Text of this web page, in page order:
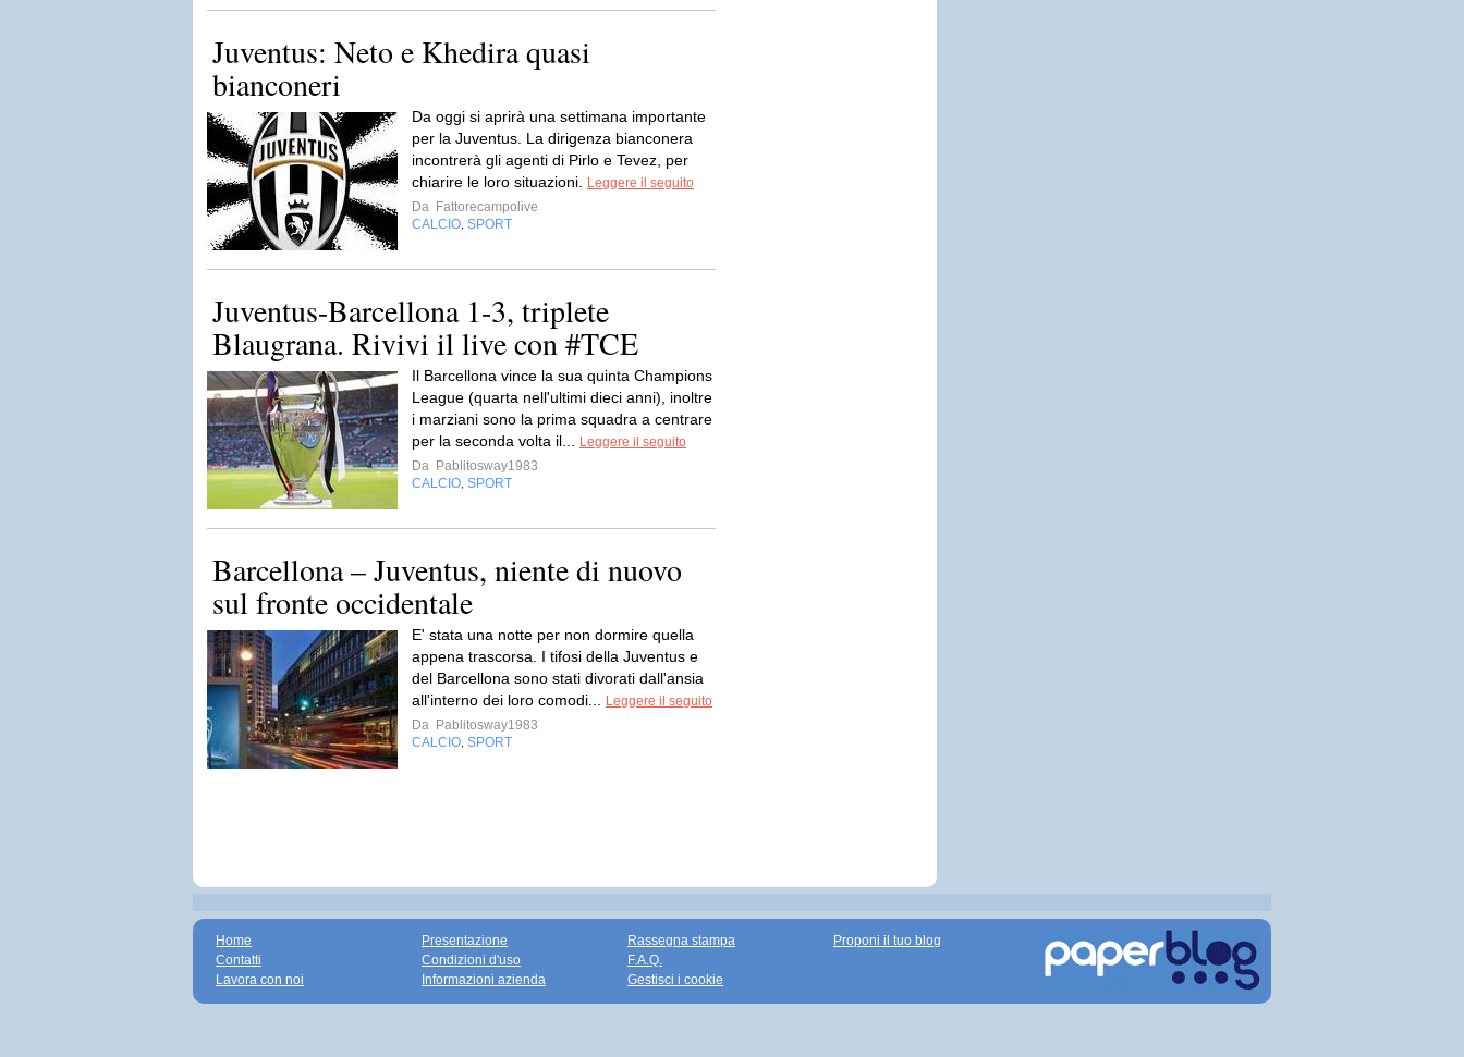
Juventus: Neto e Khedira quasi
bianconeri
Da oggi si aprirà una settimana importante
per la Juventus. La dirigenza bianconera
incontrerà gli agenti di Pirlo e Tevez, per
chiarire le loro situazioni.
Leggere il seguito
Da Fattorecampolive
CALCIO SPORT
Juventus-Barcellona 1-3, triplete
Blaugrana. Rivivi il live con #TCE
Il Barcellona vince la sua quinta Champions
League (quarta nell'ultimi dieci anni), inoltre
i marziani sono la prima squadra a centrare
per la seconda volta il...
Leggere il seguito
Da Pablitosway1983
CALCIO SPORT
Barcellona – Juventus, niente di nuovo
sul fronte occidentale
E' stata una notte per non dormire quella
appena trascorsa. I tifosi della Juventus e
del Barcellona sono stati divorati dall'ansia
all'interno dei loro comodi...
Leggere il seguito
Da Pablitosway1983
CALCIO SPORT
Home
Contatti
Lavora con noi
Presentazione
Condizioni d'uso
Informazioni azienda
Rassegna stampa
F.A.Q.
Gestisci i cookie
Proponi il tuo blog